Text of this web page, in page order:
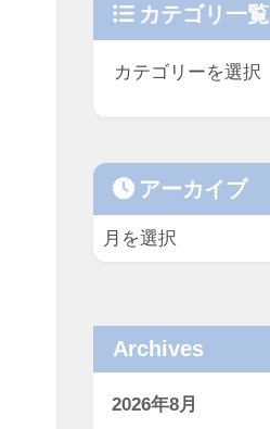
カテゴリ一覧
アーカイブ
Archives
2026年8月